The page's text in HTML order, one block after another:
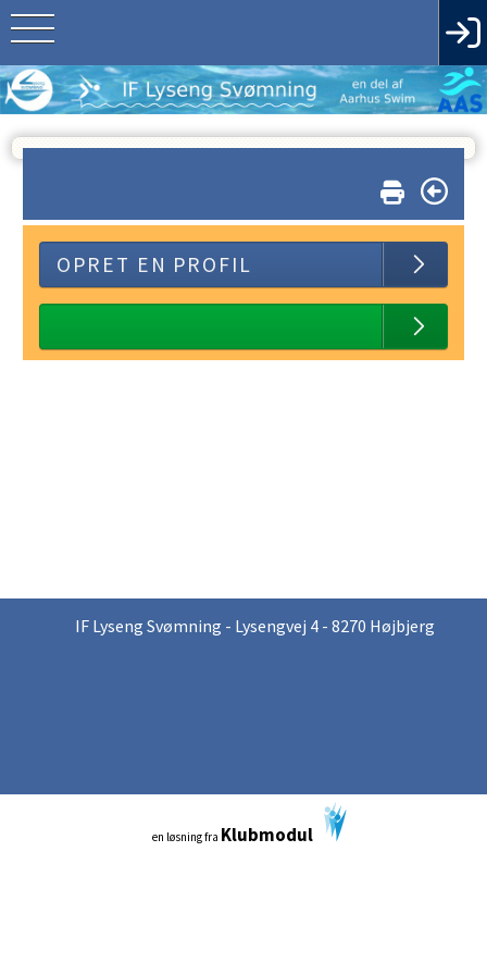
OPRET EN PROFIL
IF Lyseng Svømning - Lysengvej 4 - 8270 Højbjerg
en løsning fra Klubmodul